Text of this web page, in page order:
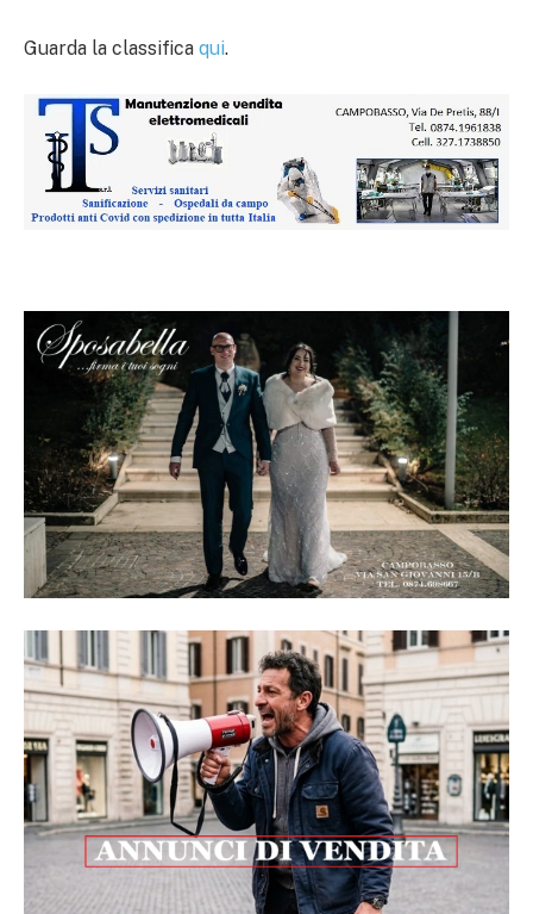
Guarda la classifica qui.